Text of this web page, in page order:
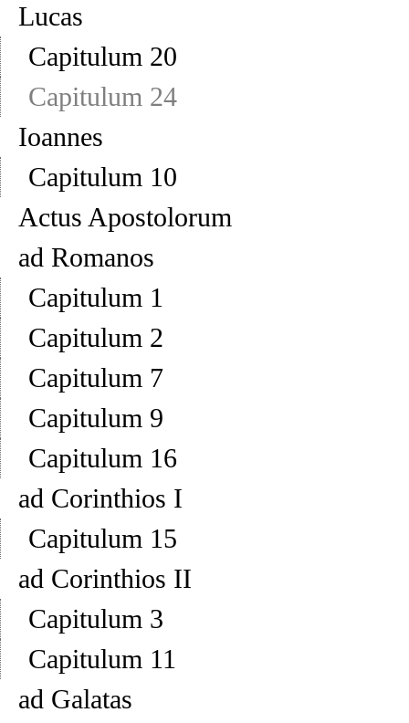
Lucas
Capitulum 20
Capitulum 24
Ioannes
Capitulum 10
Actus Apostolorum
ad Romanos
Capitulum 1
Capitulum 2
Capitulum 7
Capitulum 9
Capitulum 16
ad Corinthios I
Capitulum 15
ad Corinthios II
Capitulum 3
Capitulum 11
ad Galatas